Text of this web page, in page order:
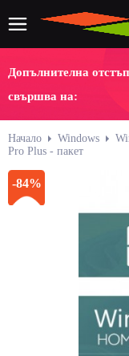
Допълнителна
свършва на:
Начало Windows
Pro Plus - пакет
-84%